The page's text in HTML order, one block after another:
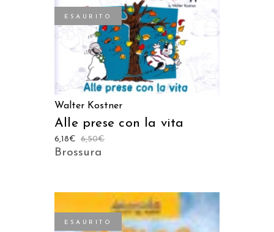
ESAURITO
LEGGI TUTTO
Walter Kostner
Alle prese con la vita
6,50€
6,18€
Brossura
ESAURITO